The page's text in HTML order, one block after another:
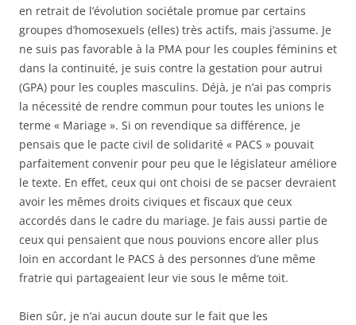
en retrait de l’évolution sociétale promue par certains
groupes d’homosexuels (elles) très actifs, mais j’assume. Je
ne suis pas favorable à la PMA pour les couples féminins et
dans la continuité, je suis contre la gestation pour autrui
(GPA) pour les couples masculins. Déjà, je n’ai pas compris
la nécessité de rendre commun pour toutes les unions le
terme « Mariage ». Si on revendique sa différence, je
pensais que le pacte civil de solidarité « PACS » pouvait
parfaitement convenir pour peu que le législateur améliore
le texte. En effet, ceux qui ont choisi de se pacser devraient
avoir les mêmes droits civiques et fiscaux que ceux
accordés dans le cadre du mariage. Je fais aussi partie de
ceux qui pensaient que nous pouvions encore aller plus
loin en accordant le PACS à des personnes d’une même
fratrie qui partageaient leur vie sous le même toit.
Bien sûr, je n’ai aucun doute sur le fait que les